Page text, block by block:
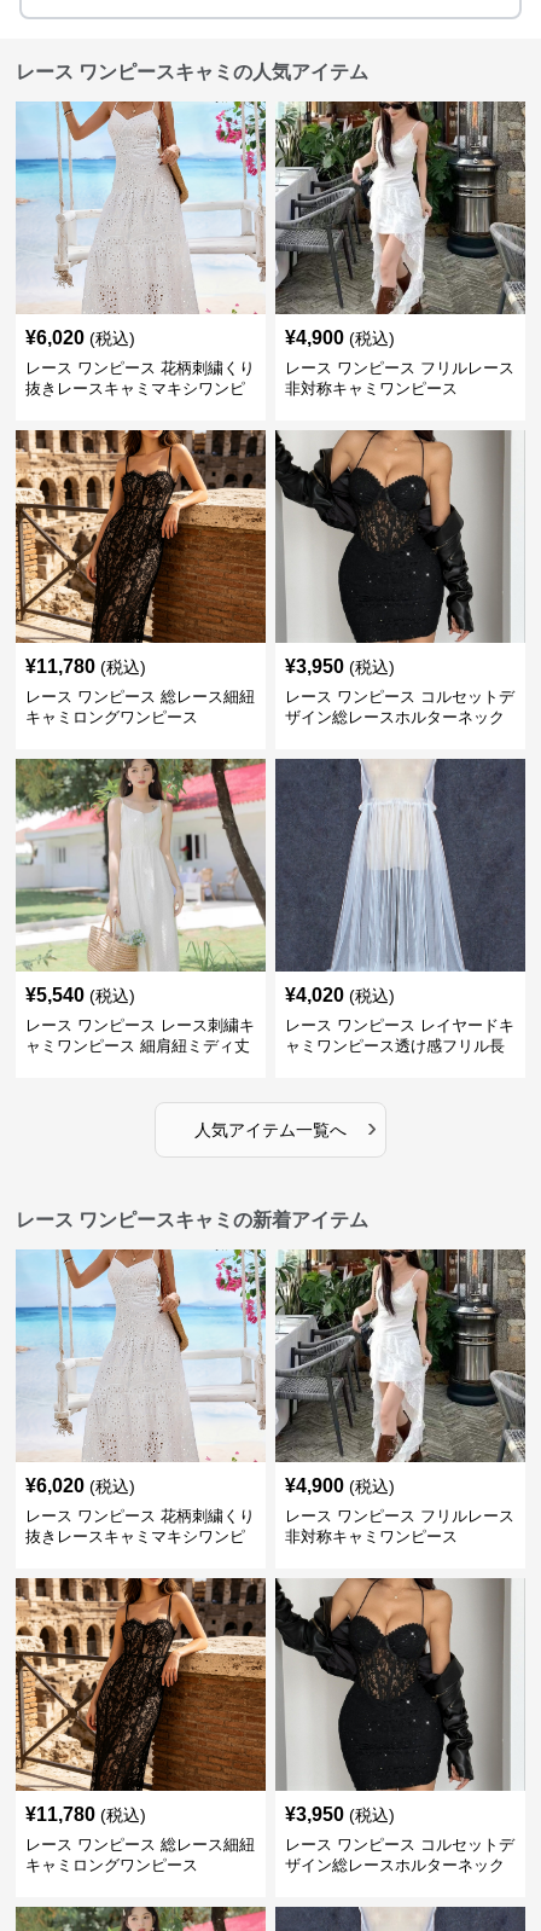
レース ワンピースキャミの人気アイテム
¥6,020 (税込)
レース ワンピース 花柄刺繍くり
抜きレースキャミマキシワンピ
¥4,900 (税込)
レース ワンピース フリルレース
非対称キャミワンピース
¥11,780 (税込)
レース ワンピース 総レース細紐
キャミロングワンピース
¥3,950 (税込)
レース ワンピース コルセットデ
ザイン総レースホルターネック
¥5,540 (税込)
レース ワンピース レース刺繍キ
ャミワンピース 細肩紐ミディ丈
¥4,020 (税込)
レース ワンピース レイヤードキ
ャミワンピース透け感フリル長
人気アイテム一覧へ ›
レース ワンピースキャミの新着アイテム
¥6,020 (税込)
レース ワンピース 花柄刺繍くり
抜きレースキャミマキシワンピ
¥4,900 (税込)
レース ワンピース フリルレース
非対称キャミワンピース
¥11,780 (税込)
レース ワンピース 総レース細紐
キャミロングワンピース
¥3,950 (税込)
レース ワンピース コルセットデ
ザイン総レースホルターネック